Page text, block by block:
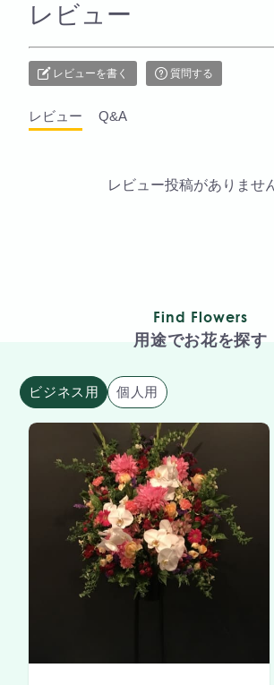
レビュー
レビューを書く 質問する
レビュー Q&A
レビュー投稿がありませ
Find Flowers
用途でお花を探す
ビジネス用 個人用